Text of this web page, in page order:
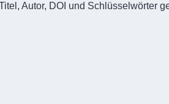
Autor, DOI und Schlüsselwörter